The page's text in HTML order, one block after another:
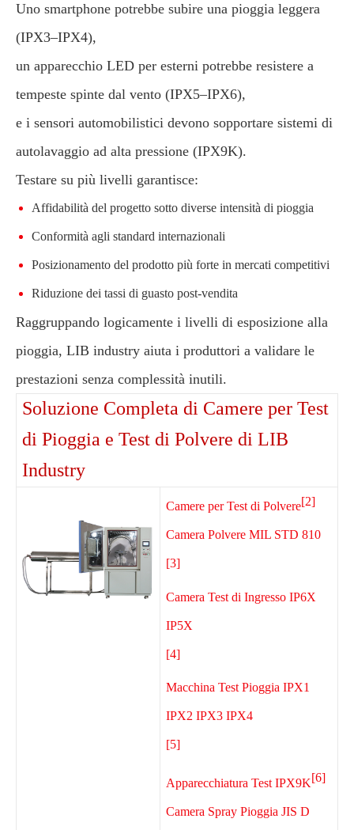
Uno smartphone potrebbe subire una pioggia leggera
(IPX3–IPX4),
un apparecchio LED per esterni potrebbe resistere a
tempeste spinte dal vento (IPX5–IPX6),
e i sensori automobilistici devono sopportare sistemi di
autolavaggio ad alta pressione (IPX9K).
Testare su più livelli garantisce:
Affidabilità del progetto sotto diverse intensità di pioggia
Conformità agli standard internazionali
Posizionamento del prodotto più forte in mercati competitivi
Riduzione dei tassi di guasto post-vendita
Raggruppando logicamente i livelli di esposizione alla
pioggia, LIB industry aiuta i produttori a validare le
prestazioni senza complessità inutili.
Soluzione Completa di Camere per Test
di Pioggia e Test di Polvere di LIB
Industry
Camere per Test di Polvere[2]
Camera Polvere MIL STD 810
[3]
Camera Test di Ingresso IP6X
IP5X
[4]
Macchina Test Pioggia IPX1
IPX2 IPX3 IPX4
[5]
Apparecchiatura Test IPX9K[6]
Camera Spray Pioggia JIS D